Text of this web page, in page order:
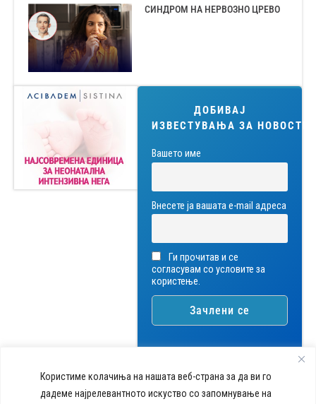
Користиме колачиња на нашата веб-страна за да ви го
дадеме најрелевантното искуство со запомнување на
СИНДРОМ НА НЕРВОЗНО ЦРЕВО
ДОБИВАЈ
ИЗВЕСТУВАЊА ЗА НОВОСТИ!
Вашето име
Внесете ја вашата е-mail адреса
Ги прочитав и се
согласувам со условите за
користење.